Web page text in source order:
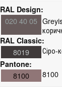
RAL Design:
020 40 05
RAL Classic:
8019 Сіро-
Pantone:
8100 8100